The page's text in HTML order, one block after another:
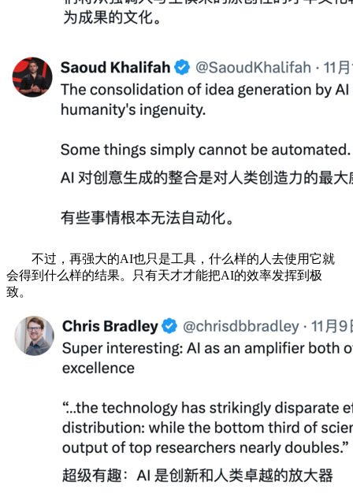
不过，再强大的AI也只是工具，什么样的人去使用它就
会得到什么样的结果。只有天才才能把AI的效率发挥到极
致。